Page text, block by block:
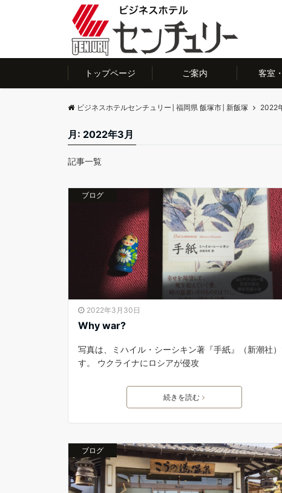
トップページ ご案内 客室
ビジネスホテルセンチュリー│福岡県 飯塚市│新飯塚 2022
月: 2022年3月
記事一覧
ブログ
2022年3月30日
Why war?
写真は、ミハイル・シーシキン著『手紙』（新潮社
す。 ウクライナにロシアが侵攻
続きを読む
ブログ